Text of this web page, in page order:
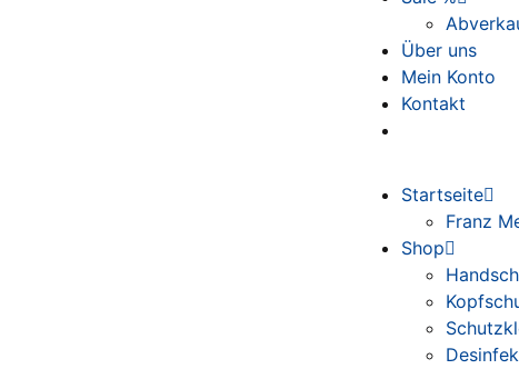
Über uns
Mein Konto
Kontakt
Startseite
Franz
Shop